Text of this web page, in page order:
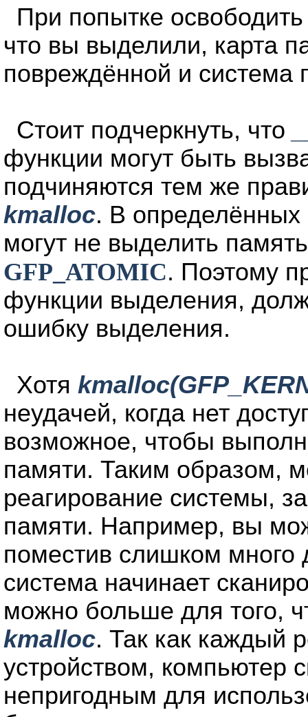
При попытке освободить
что вы выделили, карта
повреждённой и система
Стоит подчеркнуть, что
функции могут быть
подчиняются тем же
kmalloc. В определённых
могут не выделить
GFP_ATOMIC. Поэтому
функции выделения,
ошибку выделения.
Хотя
неудачей, когда нет
возможное, чтобы
памяти. Таким образом,
реагирование системы,
памяти. Например, вы
поместив слишком много
система начинает
можно больше для того,
kmalloc. Так как каждый
устройством, компьютер
непригодным для